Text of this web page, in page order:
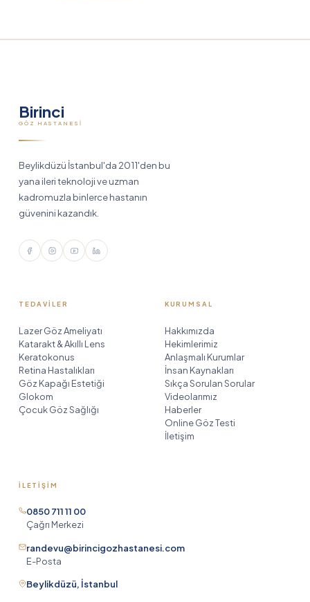
Birinci
GÖZ HASTANESI
Beylikdüzü İstanbul'da 2011'den bu
yana ileri teknoloji ve uzman
kadromuzla binlerce hastanın
güvenini kazandık.
TEDAVILER
Lazer Göz Ameliyatı
Katarakt & Akıllı Lens
Keratokonus
Retina Hastalıkları
Göz Kapağı Estetiği
Glokom
Çocuk Göz Sağlığı
KURUMSAL
Hakkımızda
Hekimlerimiz
Anlaşmalı Kurumlar
İnsan Kaynakları
Sıkça Sorulan Sorular
Videolarımız
Haberler
Online Göz Testi
İletişim
İLETIŞIM
0850 711 11 00
Çağrı Merkezi
randevu@birincigozhastanesi.com
E-Posta
Beylikdüzü, İstanbulasistanıyım. Size yardımcı olabilmem